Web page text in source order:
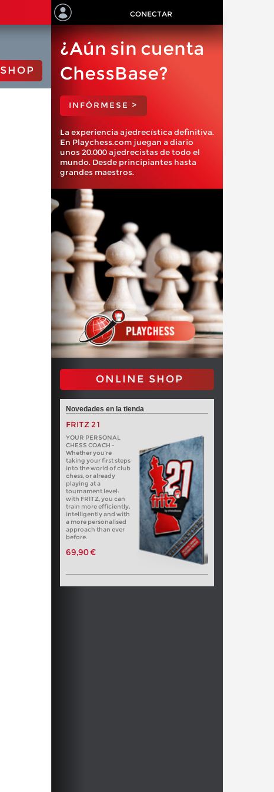
CONECTAR
SHOP
¿Aún sin cuenta
ChessBase?
INFÓRMESE >
La experiencia ajedrecística definitiva.
En Playchess.com juegan a diario
unos 20.000 ajedrecistas de todo el
mundo. Desde principiantes hasta
grandes maestros.
ONLINE SHOP
Novedades en la tienda
FRITZ 21
YOUR PERSONAL
CHESS COACH -
Whether you’re
taking your first steps
into the world of club
chess, or already
playing at a
tournament level:
with FRITZ, you can
train more efficiently,
intelligently and with
a more personalised
approach than ever
before.
69,90 €